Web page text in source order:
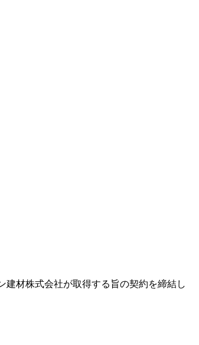
建材株式会社が取得する旨の契約を締結し